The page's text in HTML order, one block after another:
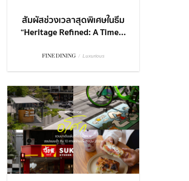
สัมผัสช่วงเวลาสุดพิเศษในธีม
“Heritage Refined: A Time...
FINE DINING / Luxurious